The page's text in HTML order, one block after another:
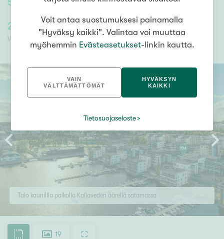
229 000,00 €
Velaton hinta
118 924,37 €
Talo kauniilla paikalla Kallaveden äärellä satamassa
19
Voit antaa suostumuksesi painamalla
"Hyväksy kaikki". Valintaa voi muuttaa
myöhemmin Evästeasetukset-linkin kautta.
VAIN
VÄLTTÄMÄTTÖMÄT
HYVÄKSYN
KAIKKI
Tietosuojaseloste